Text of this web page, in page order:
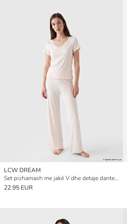
LCW DREAM
Set pizhamash me jakë V dhe detaje dantelle për gra
22.95 EUR